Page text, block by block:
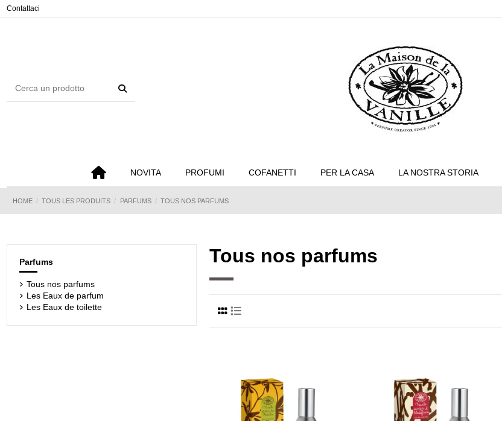
Contattaci
NOVITA PROFUMI COFANETTI PER LA CASA LA NOSTRA STORIA
HOME TOUS LES PRODUITS PARFUMS TOUS NOS PARFUMS
Tous nos parfums
Parfums
Tous nos parfums
Les Eaux de parfum
Les Eaux de toilette
Pannello di gestione dei cookies